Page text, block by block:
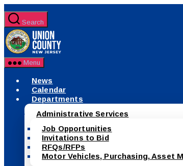
to
the
content
Search
Menu
News
Calendar
Departments
Administrative Services
Job Opportunities
Invitations to Bid
RFQs/RFPs
Motor Vehicles, Purchasing, Asset